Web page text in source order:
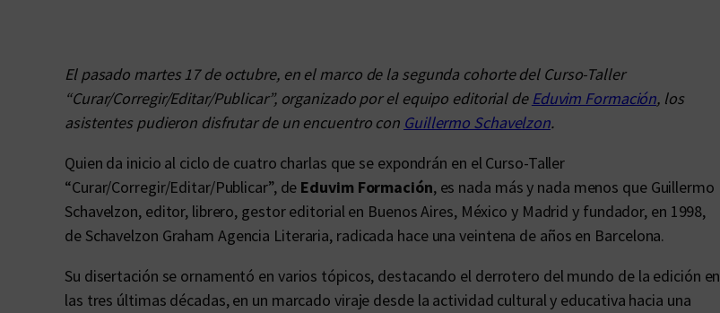
El pasado martes 17 de octubre, en el marco de la segunda cohorte del Curso-Taller
“Curar/Corregir/Editar/Publicar”, organizado por el equipo editorial de Eduvim Formación, los
asistentes pudieron disfrutar de un encuentro con Guillermo Schavelzon.
Quien da inicio al ciclo de cuatro charlas que se expondrán en el Curso-Taller
“Curar/Corregir/Editar/Publicar”, de Eduvim Formación, es nada más y nada menos que Guillermo
Schavelzon, editor, librero, gestor editorial en Buenos Aires, México y Madrid y fundador, en 1998,
de Schavelzon Graham Agencia Literaria, radicada hace una veintena de años en Barcelona.
Su disertación se ornamentó en varios tópicos, destacando el derrotero del mundo de la edición en
las tres últimas décadas, en un marcado viraje desde la actividad cultural y educativa hacia una